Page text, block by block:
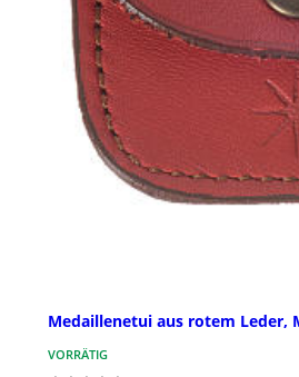
Medaillenetui aus rotem Leder,
VORRÄTIG